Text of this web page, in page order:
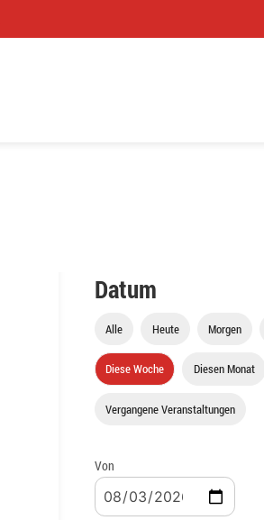
Datum
Alle Heute Morgen
Diese Woche Diesen Monat
Vergangene Veranstaltungen
Von